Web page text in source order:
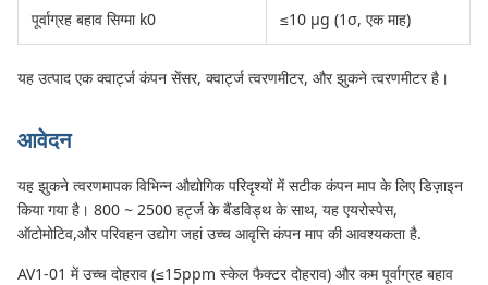
पूर्वाग्रह बहाव सिग्मा k0 ≤10 μg (1σ, एक माह)
यह उत्पाद एक क्वार्ट्ज कंपन सेंसर, क्वार्ट्ज त्वरणमीटर, और झुकने त्वरणमीटर है।
आवेदन
यह झुकने त्वरणमापक विभिन्न औद्योगिक परिदृश्यों में सटीक कंपन माप के लिए डिज़ाइन
किया गया है। 800 ~ 2500 हर्ट्ज के बैंडविड्थ के साथ, यह एयरोस्पेस,
ऑटोमोटिव,और परिवहन उद्योग जहां उच्च आवृत्ति कंपन माप की आवश्यकता है.
AV1-01 में उच्च दोहराव (≤15ppm स्केल फैक्टर दोहराव) और कम पूर्वाग्रह बहाव